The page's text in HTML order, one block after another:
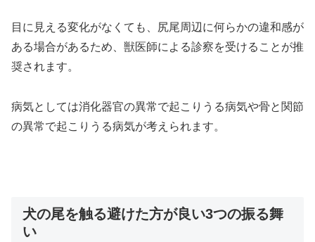
目に見える変化がなくても、尻尾周辺に何らかの違和感が
ある場合があるため、獣医師による診察を受けることが推
奨されます。
病気としては消化器官の異常で起こりうる病気や骨と関節
の異常で起こりうる病気が考えられます。
犬の尾を触る避けた方が良い3つの振る舞
い